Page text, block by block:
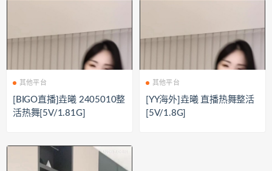
其他平台
[BIGO直播]垚曦 2405010整
活热舞[5V/1.81G]
其他平台
[YY海外]垚曦 直播热舞整活
[5V/1.8G]